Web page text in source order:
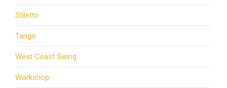
Stiletto
Tango
West Coast Swing
Workshop